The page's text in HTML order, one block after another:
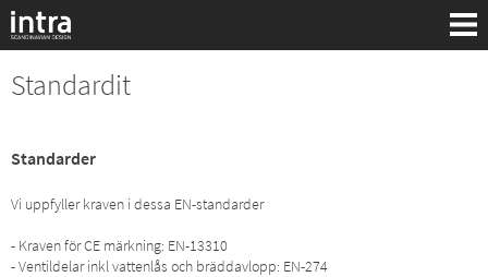
Standardit
Standarder
Vi uppfyller kraven i dessa EN-standarder
- Kraven för CE märkning: EN-13310
- Ventildelar inkl vattenlås och bräddavlopp: EN-274